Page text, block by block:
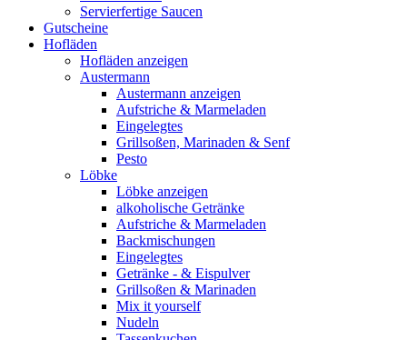
Servierfertige Saucen
Gutscheine
Hofläden
Hofläden anzeigen
Austermann
Austermann anzeigen
Aufstriche & Marmeladen
Eingelegtes
Grillsoßen, Marinaden & Senf
Pesto
Löbke
Löbke anzeigen
alkoholische Getränke
Aufstriche & Marmeladen
Backmischungen
Eingelegtes
Getränke - & Eispulver
Grillsoßen & Marinaden
Mix it yourself
Nudeln